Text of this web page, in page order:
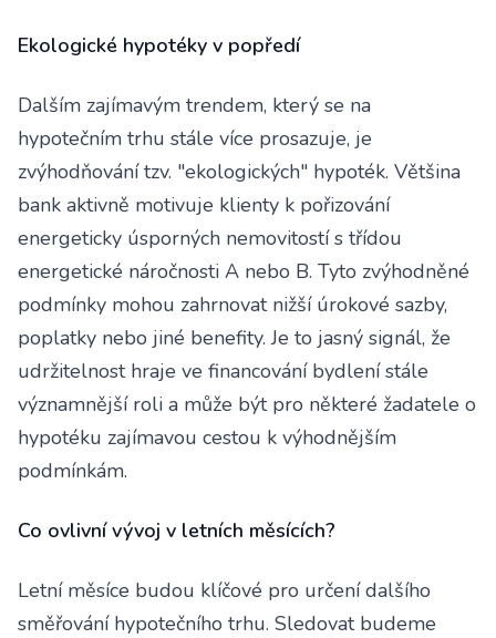
Ekologické hypotéky v popředí
Dalším zajímavým trendem, který se na
hypotečním trhu stále více prosazuje, je
zvýhodňování tzv. "ekologických" hypoték. Většina
bank aktivně motivuje klienty k pořizování
energeticky úsporných nemovitostí s třídou
energetické náročnosti A nebo B. Tyto zvýhodněné
podmínky mohou zahrnovat nižší úrokové sazby,
poplatky nebo jiné benefity. Je to jasný signál, že
udržitelnost hraje ve financování bydlení stále
významnější roli a může být pro některé žadatele o
hypotéku zajímavou cestou k výhodnějším
podmínkám.
Co ovlivní vývoj v letních měsících?
Letní měsíce budou klíčové pro určení dalšího
směřování hypotečního trhu. Sledovat budeme